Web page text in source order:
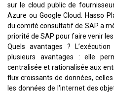
sur le cloud public de
Azure ou Google Cloud. Hasso
du comité consultatif de SAP a
priorité de SAP pour faire venir
Quels avantages ?
plusieurs avantages : elle
centralisée et rationalisée aux
flux croissants de données,
les données de l'internet des